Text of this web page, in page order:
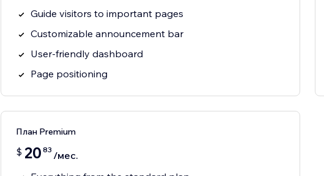
Guide visitors to important pages
Customizable announcement bar
User-friendly dashboard
Page positioning
План Premium
$ 20 83 /мес.